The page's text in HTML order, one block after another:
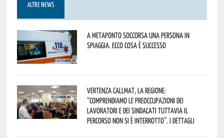
ALTRE NEWS
A Metaponto soccorsa una persona in
spiaggia. Ecco cosa è successo
Vertenza CallMat, la Regione:
“comprendiamo le preoccupazioni dei
lavoratori e dei sindacati tuttavia il
percorso non si è interrotto”. I dettagli